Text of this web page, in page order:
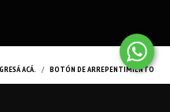
ACÁ. / BOTÓN DE ARREPENTIMIENTO